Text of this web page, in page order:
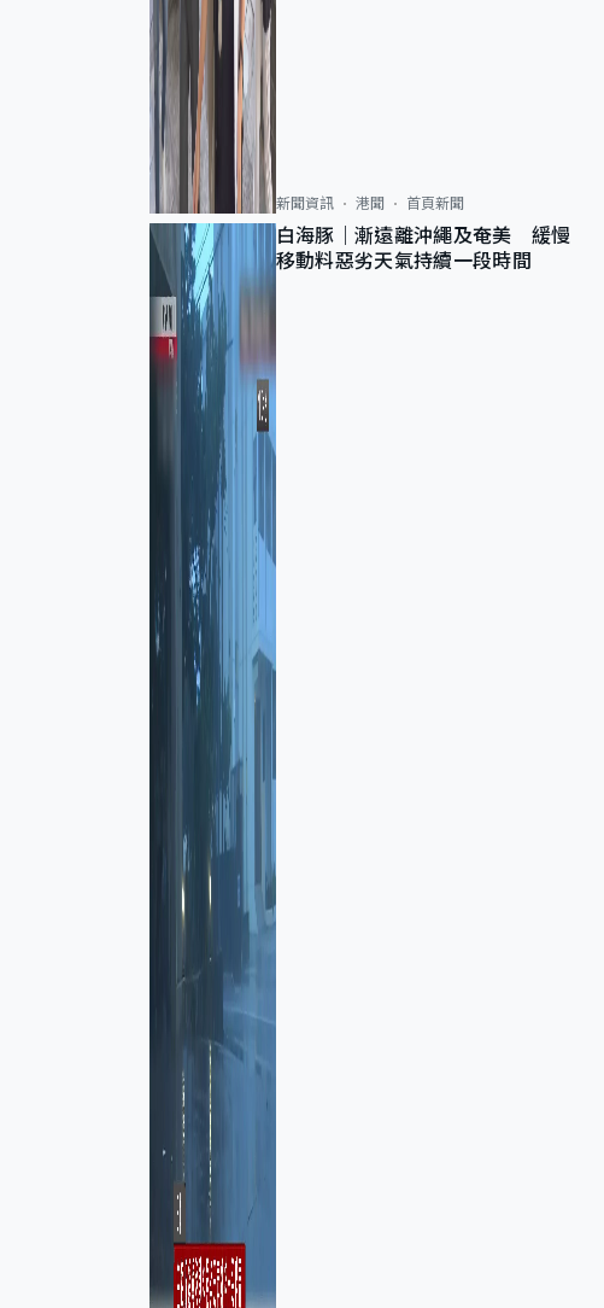
新聞資訊 港聞 首頁新聞
白海豚｜漸遠離沖繩及奄美 緩慢
移動料惡劣天氣持續一段時間